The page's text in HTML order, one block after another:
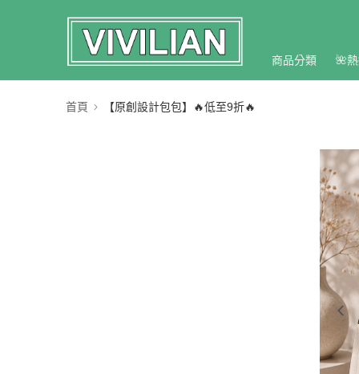
商品分類 🌺
首頁 【原創設計包包】🔥低至9折🔥